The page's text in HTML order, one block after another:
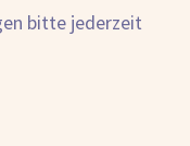
bitte jederzeit